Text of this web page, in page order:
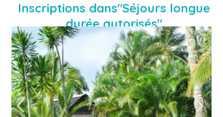
Inscriptions dans"Séjours longue
durée autorisés"